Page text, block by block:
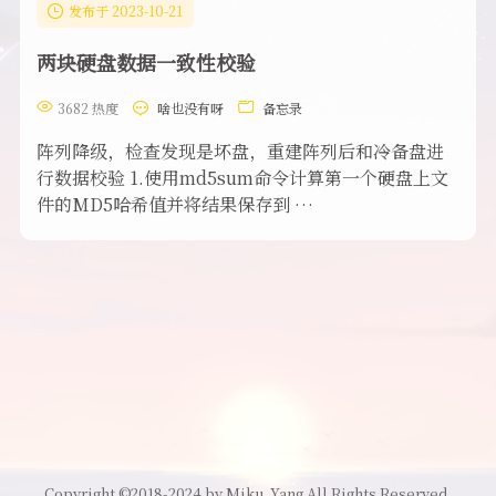
发布于 2023-10-21
两块硬盘数据一致性校验
3682 热度 啥也没有呀 备忘录
阵列降级，检查发现是坏盘，重建阵列后和冷备盘进
行数据校验 1.使用md5sum命令计算第一个硬盘上文
件的MD5哈希值并将结果保存到 …